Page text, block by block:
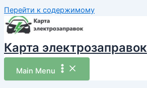
Перейти к содержимому
Карта электрозаправок
Main Menu